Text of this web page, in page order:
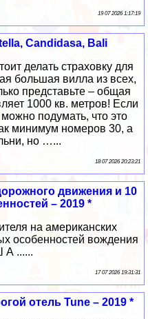
19 07 2026 1:17:19
Candidasa, Bali
делать страховку для
большая вилла из всех,
представьте – общая
1000 кв. метров! Если
подумать, что это
минимум номеров 30, а
но …...
18 07 2026 20:23:21
движения и 10
– 2019 *
на американских
особенностей вождения
А ......
17 07 2026 19:31:31
отель Tune – 2019 *